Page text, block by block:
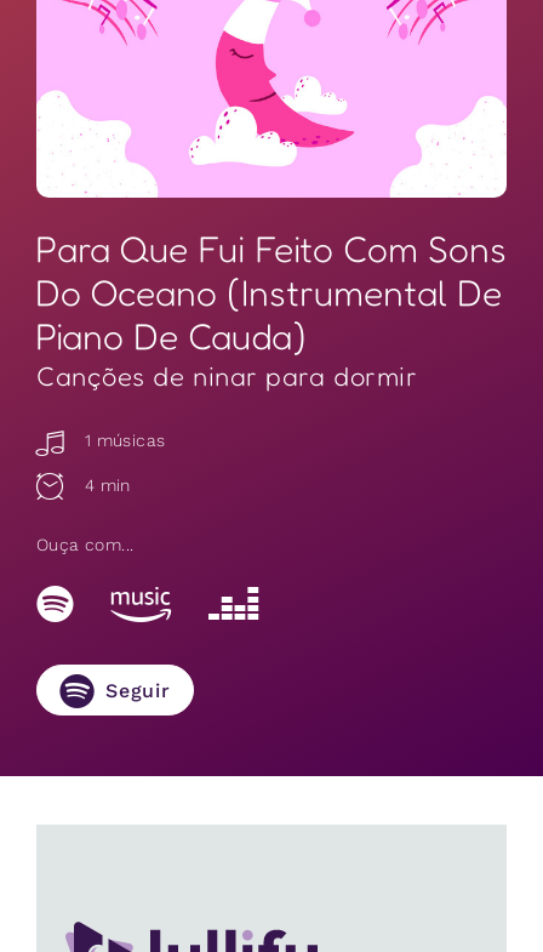
Para Que Fui Feito Com Sons
Do Oceano (Instrumental De
Piano De Cauda)
Canções de ninar para dormir
1 músicas
4 min
Ouça com...
Seguir